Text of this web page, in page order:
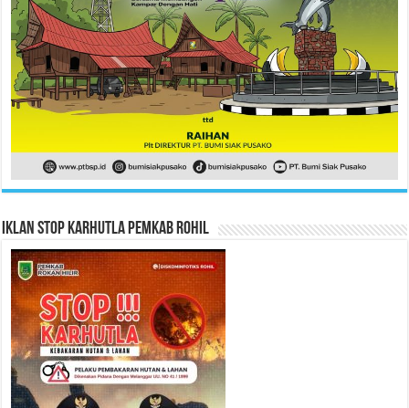
Iklan Stop Karhutla Pemkab Rohil